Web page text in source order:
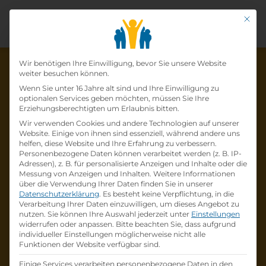
Die Lehrstelle wurde schon
besetzt!
Die LehrstelleLehrling (m/w/d) im Lehrberuf
als EDV-Kaufmann/fraubeiMcSHARKist
schon besetzt.
Firmenprofil besuchen
Andere Lehrstelle suchen
Mit
Datenschutz-
Wir benötigen Ihre Einwilligung, bevor Sie unsere Website
weiter besuchen können.
Wenn Sie unter 16 Jahre alt sind und Ihre Einwilligung zu
optionalen Services geben möchten, müssen Sie Ihre
Erziehungsberechtigten um Erlaubnis bitten.
Wir verwenden Cookies und andere Technologien auf unserer
Website. Einige von ihnen sind essenziell, während andere uns
helfen, diese Website und Ihre Erfahrung zu verbessern.
Personenbezogene Daten können verarbeitet werden (z. B. IP-
Adressen), z. B. für personalisierte Anzeigen und Inhalte oder die
Messung von Anzeigen und Inhalten. Weitere Informationen
über die Verwendung Ihrer Daten finden Sie in unserer
Datenschutzerklärung. Es besteht keine Verpflichtung, in die
Verarbeitung Ihrer Daten einzuwilligen, um dieses Angebot zu
nutzen. Sie können Ihre Auswahl jederzeit unter Einstellungen
widerrufen oder anpassen. Bitte beachten Sie, dass aufgrund
individueller Einstellungen möglicherweise nicht alle
Funktionen der Website verfügbar sind.
Einige Services verarbeiten personenbezogene Daten in den